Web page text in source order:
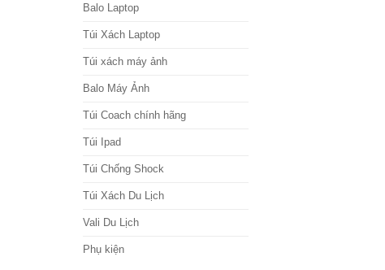
Balo Laptop
Túi Xách Laptop
Túi xách máy ảnh
Balo Máy Ảnh
Túi Coach chính hãng
Túi Ipad
Túi Chống Shock
Túi Xách Du Lịch
Vali Du Lịch
Phụ kiện